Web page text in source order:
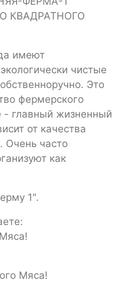
КВАДРАТНОГО
имеют
чистые
Это
фермерского
- главный жизненный
от качества
Очень часто
как
1".
Мяса!